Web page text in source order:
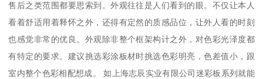
售后之类范围都要思索到。外观往往是人们看到的眼。不仅让本人
看着舒适用着释怀之外，还得有定然的质感品位，让外人看的时刻
也感觉非常的优良。外观除非整个框架构计之外，对色彩光泽度都
有特定的要求。建议挑选彩涂板材时挑选色彩明亮，色差值小，跟
室内整个色彩相配想成。 如上海志辰实业有限公司迷彩板系列就能